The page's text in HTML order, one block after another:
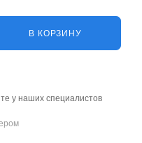
В КОРЗИНУ
у наших специалистов